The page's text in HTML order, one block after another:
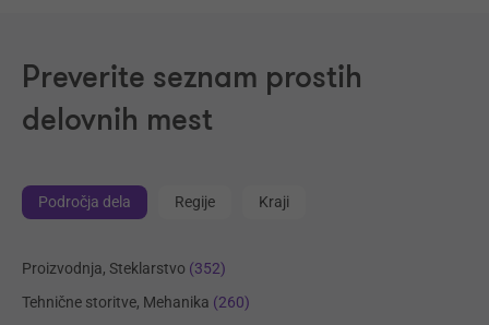
Preverite seznam prostih
delovnih mest
Področja dela Regije Kraji
Proizvodnja, Steklarstvo (352)
Tehnične storitve, Mehanika (260)